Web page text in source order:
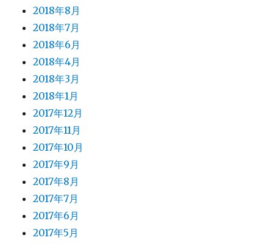
2018年8月
2018年7月
2018年6月
2018年4月
2018年3月
2018年1月
2017年12月
2017年11月
2017年10月
2017年9月
2017年8月
2017年7月
2017年6月
2017年5月